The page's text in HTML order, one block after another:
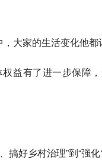
大家的生活变化他都
益有了进一步保障
好乡村治理”到“强